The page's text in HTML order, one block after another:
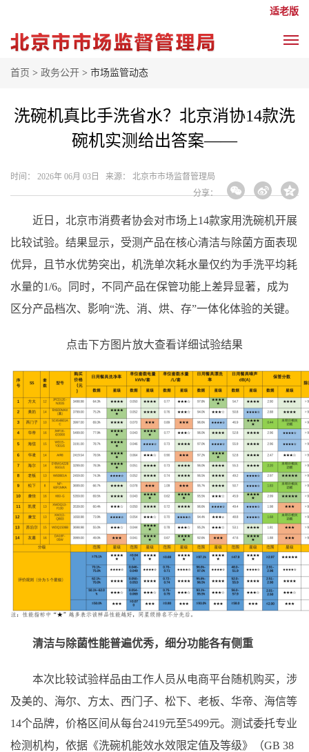
适老版
首页 > 政务公开 > 市场监管动态
洗碗机真比手洗省水？北京消协14款洗
碗机实测给出答案——
时间： 2026年 06月 03日 来源： 北京市市场监督管理局
分享：
近日，北京市消费者协会对市场上14款家用洗碗机开展
比较试验。结果显示，受测产品在核心清洁与除菌方面表现
优异，且节水优势突出，机洗单次耗水量仅约为手洗平均耗
水量的1/6。同时，不同产品在保管功能上差异显著，成为
区分产品档次、影响“洗、消、烘、存”一体化体验的关键。
点击下方图片放大查看详细试验结果
清洁与除菌性能普遍优秀，细分功能各有侧重
本次比较试验样品由工作人员从电商平台随机购买，涉
及美的、海尔、方太、西门子、松下、老板、华帝、海信等
14个品牌，价格区间从每台2419元至5499元。测试委托专业
检测机构，依据《洗碗机能效水效限定值及等级》（GB 38